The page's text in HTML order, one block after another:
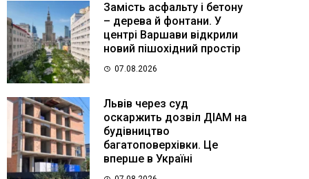
Замість асфальту і бетону
– дерева й фонтани. У
центрі Варшави відкрили
новий пішохідний простір
07.08.2026
Львів через суд
оскаржить дозвіл ДІАМ на
будівництво
багатоповерхівки. Це
вперше в Україні